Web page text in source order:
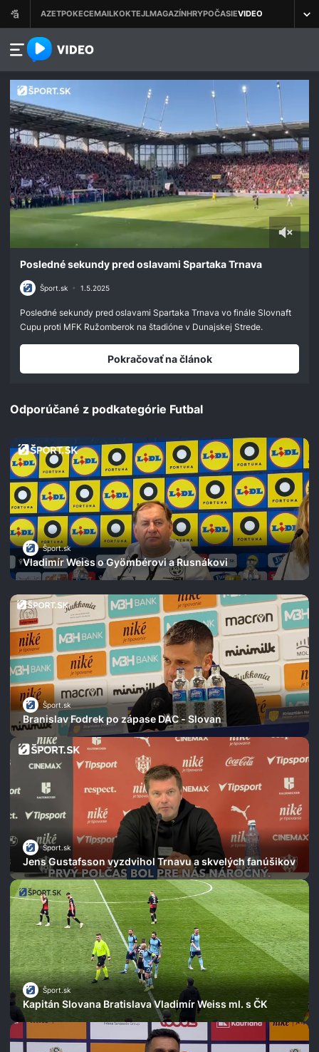
azet.video.sk
seconds
minutes,
24
seconds
Posledné sekundy pred oslavami Spartaka Trnava
Šport.sk • 1.5.2025
Posledné sekundy pred oslavami Spartaka Trnava vo finále Slovnaft
Cupu proti MFK Ružomberok na štadióne v Dunajskej Strede.
Pokračovať na článok
Odporúčané z podkategórie Futbal
Šport.sk
Vladimír Weiss o Gyömbérovi a Rusnákovi
Šport.sk
Branislav Fodrek po zápase DAC - Slovan
Šport.sk
Jens Gustafsson vyzdvihol Trnavu a skvelých fanúšikov
Šport.sk
Kapitán Slovana Bratislava Vladimír Weiss ml. s ČK